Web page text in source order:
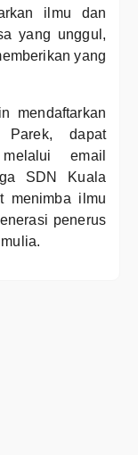
ilmu dan
yang unggul,
yang
mendaftarkan
dapat
email
SDN Kuala
menimba ilmu
penerus